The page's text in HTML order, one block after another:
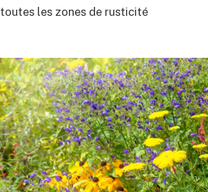
toutes les zones de rusticité